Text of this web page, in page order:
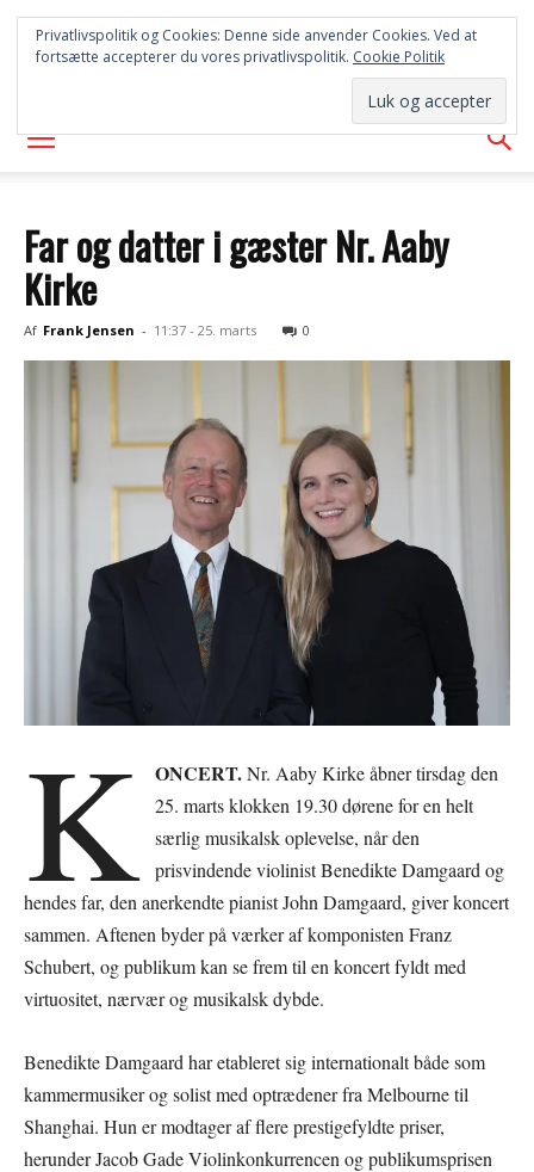
SYD
AVISEN
Far og datter i gæster Nr. Aaby
Kirke
Af Frank Jensen - 11:37 - 25. marts 0
K ONCERT.Nr. Aaby Kirke åbner tirsdag den
25. marts klokken 19.30 dørene for en helt
særlig musikalsk oplevelse, når den
prisvindende violinist Benedikte Damgaard og
hendes far, den anerkendte pianist John Damgaard, giver koncert
sammen. Aftenen byder på værker af komponisten Franz
Schubert, og publikum kan se frem til en koncert fyldt med
virtuositet, nærvær og musikalsk dybde.
Benedikte Damgaard har etableret sig internationalt både som
kammermusiker og solist med optrædener fra Melbourne til
Shanghai. Hun er modtager af flere prestigefyldte priser,
herunder Jacob Gade Violinkonkurrencen og publikumsprisen
Privatlivspolitik og Cookies: Denne side anvender Cookies. Ved at
fortsætte accepterer du vores privatlivspolitik. Cookie Politik